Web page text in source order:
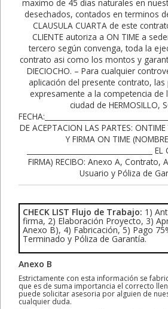
CHECK LIST Flujo de Trabajo: 1)
firma, 2) Elaboración Proyecto, 3)
Anexo B), 4) Fabricación, 5) Pago
Terminado y Póliza de Garantía.
Anexo B
Estrictamente con esta información se
que es de suma importancia el correcto
puede solicitar asesoria por alguien de
cualquier duda.